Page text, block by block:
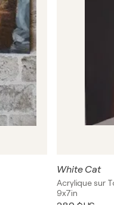
White Cat
Acrylique sur
9x7in